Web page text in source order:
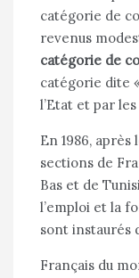
catégorie de
revenus
catégorie de
catégorie dite
l’Etat et par
En 1986,
sections de
Bas et de
l’emploi et la
sont instaurés
Français du